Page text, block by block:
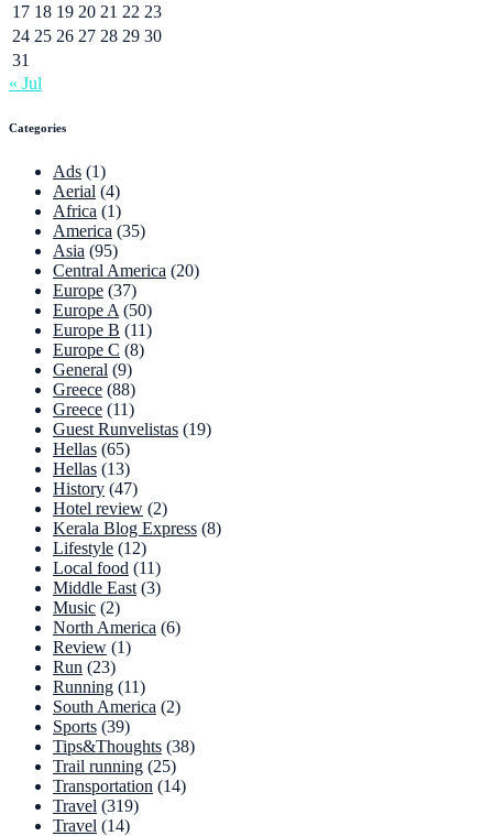
17 18 19 20 21 22 23
24 25 26 27 28 29 30
31
« Jul
Categories
Ads (1)
Aerial (4)
Africa (1)
America (35)
Asia (95)
Central America (20)
Europe (37)
Europe A (50)
Europe B (11)
Europe C (8)
General (9)
Greece (88)
Greece (11)
Guest Runvelistas (19)
Hellas (65)
Hellas (13)
History (47)
Hotel review (2)
Kerala Blog Express (8)
Lifestyle (12)
Local food (11)
Middle East (3)
Music (2)
North America (6)
Review (1)
Run (23)
Running (11)
South America (2)
Sports (39)
Tips&Thoughts (38)
Trail running (25)
Transportation (14)
Travel (319)
Travel (14)